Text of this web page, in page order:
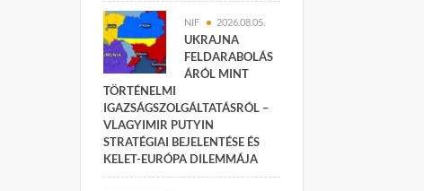
NIF 2026.08.05.
UKRAJNA
FELDARABOLÁS
ÁRÓL MINT
TÖRTÉNELMI
IGAZSÁGSZOLGÁLTATÁSRÓL –
VLAGYIMIR PUTYIN
STRATÉGIAI BEJELENTÉSE ÉS
KELET-EURÓPA DILEMMÁJA